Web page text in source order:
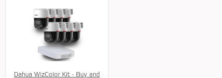
Dahua WizColor Kit - Buy and